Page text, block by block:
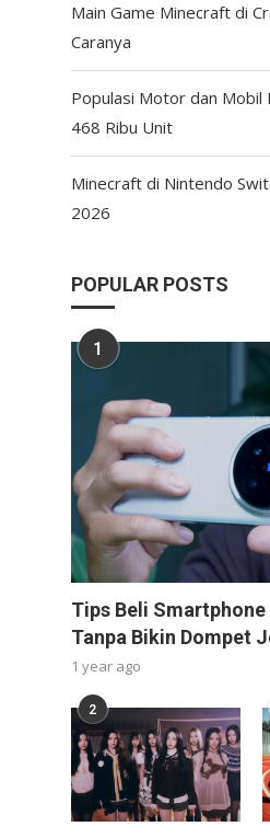
Main Game Minecraft di
Caranya
Populasi Motor dan Mobil
468 Ribu Unit
Minecraft di Nintendo
2026
POPULAR POSTS
1
Tips Beli
Tanpa Bikin Dompet
1 year ago
2